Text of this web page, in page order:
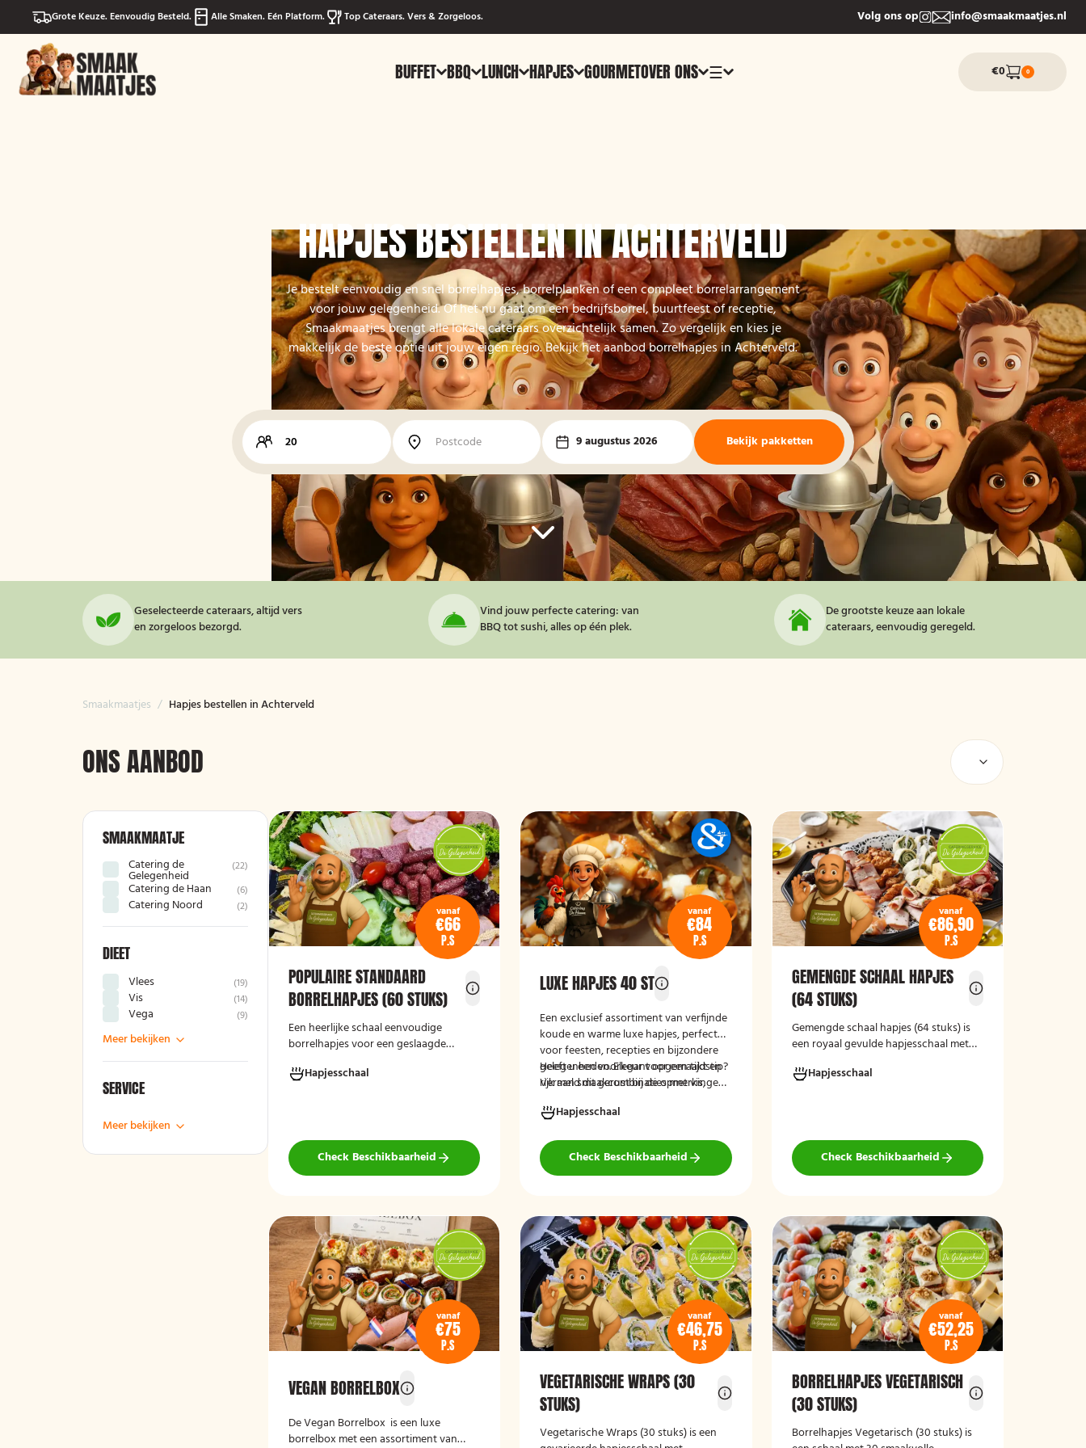
Grote Keuze. Eenvoudig Besteld. Alle Smaken. Eén Platform. Top Cateraars. Vers & Zorgeloos. Volg ons op info@smaakmaatjes.nl
BUFFET BBQ LUNCH HAPJES GOURMETOVER ONS ☰ €0 0
HAPJES BESTELLEN IN ACHTERVELD
Je bestelt eenvoudig en snel borrelhapjes, borrelplanken of een compleet borrelarrangement
voor jouw gelegenheid. Of het nu gaat om een bedrijfsborrel, buurtfeest of receptie,
Smaakmaatjes brengt alle lokale cateraars overzichtelijk samen. Zo vergelijk en kies je
makkelijk de beste optie uit jouw eigen regio. Bekijk het aanbod borrelhapjes in Achterveld.
9 augustus 2026 Bekijk pakketten
Geselecteerde cateraars, altijd vers
en zorgeloos bezorgd.
Vind jouw perfecte catering: van
BBQ tot sushi, alles op één plek.
De grootste keuze aan lokale
cateraars, eenvoudig geregeld.
Smaakmaatjes / Hapjes bestellen in Achterveld
ONS AANBOD
SMAAKMAATJE
Catering de
Gelegenheid
(22)
Catering de Haan (6)
Catering Noord (2)
DIEET
Vlees (19)
Vis (14)
Vega (9)
Meer bekijken
SERVICE
Meer bekijken
vanaf
€66
P.S
POPULAIRE STANDAARD
BORRELHAPJES (60 STUKS)
Een heerlijke schaal eenvoudige
borrelhapjes voor een geslaagde
Hapjesschaal
Check Beschikbaarheid
vanaf
€84
P.S
LUXE HAPJES 40 ST
Een exclusief assortiment van verfijnde
koude en warme luxe hapjes, perfect
voor feesten, recepties en bijzondere
gelegenheden. Elegant opgemaakt en
rijk aan smaakcombinaties met vis,
Heeft u een voorkeur voor een tijdstip?
Vermeld dit gerust bij de opmerkingen
Hapjesschaal
Check Beschikbaarheid
vanaf
€86,90
P.S
GEMENGDE SCHAAL HAPJES
(64 STUKS)
Gemengde schaal hapjes (64 stuks)is
een royaal gevulde hapjesschaal met
borrelhapjes. De schaal biedt voor ieder
hapjes is deze schaal geschikt om een
grotere groep gasten te voorzien van
smakelijke en gevarieerde snacks.
Hapjesschaal
Check Beschikbaarheid
vanaf
€75
P.S
VEGAN BORRELBOX
DeVegan Borrelbox is een luxe
borrelbox met een assortiment van
vanaf
€46,75
P.S
VEGETARISCHE WRAPS (30
STUKS)
Vegetarische Wraps (30 stuks)is een
vanaf
€52,25
P.S
BORRELHAPJES VEGETARISCH
(30 STUKS)
Borrelhapjes Vegetarisch (30 stuks)is